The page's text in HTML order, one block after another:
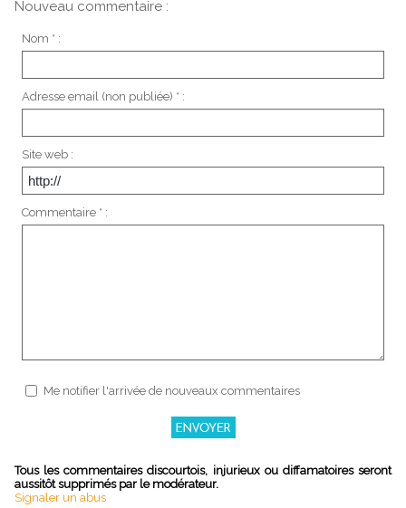
Nouveau commentaire :
Nom * :
Adresse email (non publiée) * :
Site web :
Commentaire * :
Me notifier l'arrivée de nouveaux commentaires
Tous les commentaires discourtois, injurieux ou diffamatoires seront
aussitôt supprimés par le modérateur.
Signaler un abus